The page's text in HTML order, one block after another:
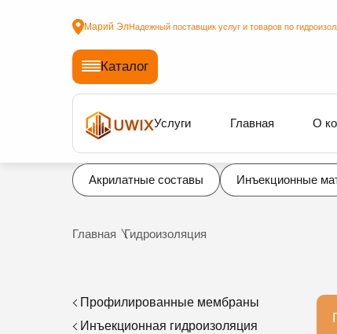
Марий ЭлНадежный поставщик услуг и товаров по
Каталог
Услуги Главная О
Акрилатные составы Инъекционные
Главная Гидроизоляция
Профилированные мембраны
Инъекционная гидроизоляция